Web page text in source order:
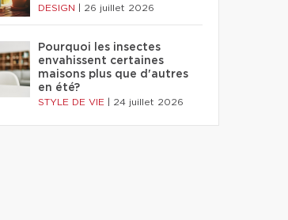
DESIGN 26 juillet 2026
Pourquoi les insectes
envahissent certaines
maisons plus que d'autres
en été?
STYLE DE VIE 24 juillet 2026